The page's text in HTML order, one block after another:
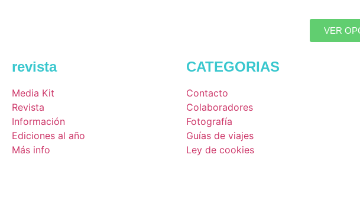
VER
revista
Media Kit
Revista
Información
Ediciones al año
Más info
CATEGORIAS
Contacto
Colaboradores
Fotografía
Guías de viajes
Ley de cookies